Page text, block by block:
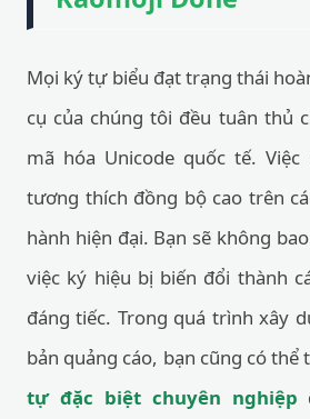
Mọi ký tự biểu đạt trạng thái
cụ của chúng tôi đều tuân thủ
mã hóa Unicode quốc tế.
tương thích đồng bộ cao trên
hành hiện đại. Bạn sẽ không
việc ký hiệu bị biến đổi thành
đáng tiếc. Trong quá trình xây
bản quảng cáo, bạn cũng có thể
tự đặc biệt chuyên nghiệp